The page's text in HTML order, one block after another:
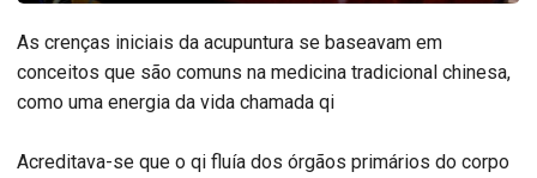
As crenças iniciais da acupuntura se baseavam em
conceitos que são comuns na medicina tradicional chinesa,
como uma energia da vida chamada qi
Acreditava-se que o qi fluía dos órgãos primários do corpo